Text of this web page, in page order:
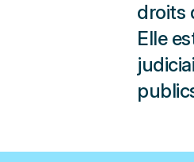
droits
Elle